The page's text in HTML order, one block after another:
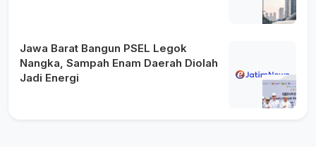
Jawa Barat Bangun PSEL Legok
Nangka, Sampah Enam Daerah Diolah
Jadi Energi